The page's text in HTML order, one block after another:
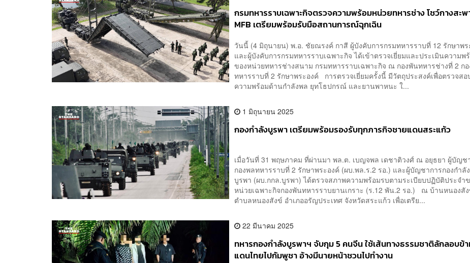
กรมทหารราบเฉพาะกิจตรวจความพร้อมหน่วยทหารช่าง โชว์กางสะพ
MFB เตรียมพร้อมรับมือสถานการณ์ฉุกเฉิน
วันนี้ (4 มิถุนายน) พ.อ. ชัยณรงค์ กาสี ผู้บังคับการกรมทหารราบที่ 12 รักษาพร
และผู้บังคับการกรมทหารราบเฉพาะกิจ ได้เข้าตรวจเยี่ยมและประเมินความพ
ของหน่วยทหารช่างสนาม กรมทหารราบเฉพาะกิจ ณ กองพันทหารช่างที่ 2 ก
ทหารราบที่ 2 รักษาพระองค์ การตรวจเยี่ยมครั้งนี้ มีวัตถุประสงค์เพื่อตรวจสอ
ความพร้อมด้านกำลังพล ยุทโธปกรณ์ และยานพาหนะ ใ...
1 มิถุนายน 2025
กองกำลังบูรพา เตรียมพร้อมรองรับทุกภารกิจชายแดนสระแก้ว
เมื่อวันที่ 31 พฤษภาคม ที่ผ่านมา พล.ต. เบญจพล เดชาติวงศ์ ณ อยุธยา ผู้บัญช
กองพลทหารราบที่ 2 รักษาพระองค์ (ผบ.พล.ร.2 รอ.) และผู้บัญชาการกองกำลัง
บูรพา (ผบ.กกล.บูรพา) ได้ตรวจสภาพความพร้อมรบตามระเบียบปฏิบัติประจำ
หน่วยเฉพาะกิจกองพันทหารราบยานเกราะ (ร.12 พัน.2 รอ.) ณ บ้านหนองสั
ตำบลหนองสังข์ อำเภออรัญประเทศ จังหวัดสระแก้ว เพื่อเตรีย...
22 มีนาคม 2025
ทหารกองกำลังบูรพาฯ จับกุม 5 คนจีน ใช้เส้นทางธรรมชาติลักลอบข้
แดนไทยไปกัมพูชา อ้างมีนายหน้าชวนไปทำงาน